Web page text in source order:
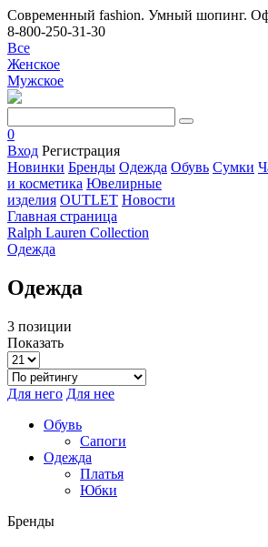
Современный fashion. Умный шопинг.
8-800-250-31-30
Все
Женское
Мужское
0
Вход Регистрация
Новинки Бренды Одежда Обувь Сумки
и косметика Ювелирные
изделия OUTLET Новости
Главная страница
Ralph Lаuren Collection
Одежда
Одежда
3 позиции
Показать
Для него Для нее
Обувь
Сапоги
Одежда
Платья
Юбки
Бренды